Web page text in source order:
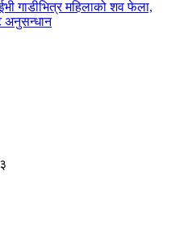
गाडीभित्र महिलाको शव फेला,
अनुसन्धान